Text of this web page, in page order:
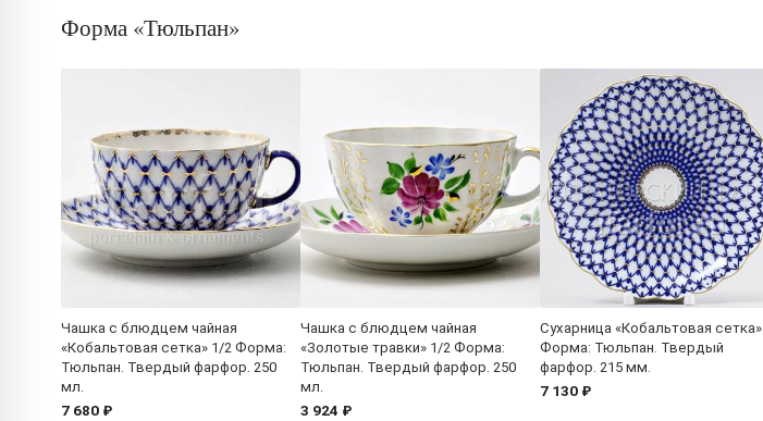
Форма «Тюльпан»
Чашка с блюдцем чайная
«Кобальтовая сетка» 1/2 Форма:
Тюльпан. Твердый фарфор. 250
мл.
7 680 ₽
Чашка с блюдцем чайная
«Золотые травки» 1/2 Форма:
Тюльпан. Твердый фарфор. 250
мл.
3 924 ₽
Сухарница «Кобальтовая сетка»
Форма: Тюльпан. Твердый
фарфор. 215 мм.
7 130 ₽